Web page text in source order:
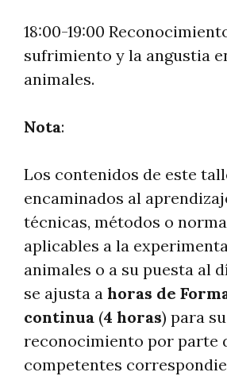
18:00-19:00
sufrimiento y la angustia
animales.
Nota:
Los contenidos de este
encaminados al
técnicas, métodos o
aplicables a la
animales o a su puesta al
se ajusta a horas de
continua (4 horas) para su
reconocimiento por parte
competentes